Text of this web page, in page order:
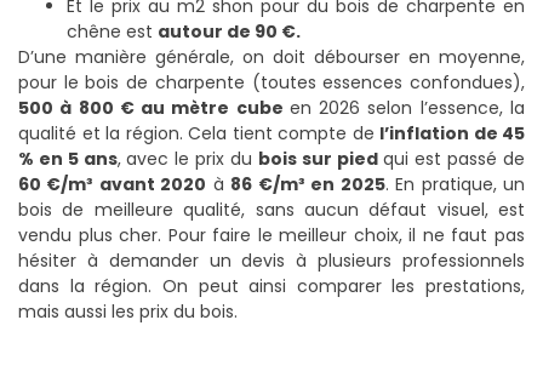
Et le prix au m2 shon pour du bois de charpente en
chêne est autour de 90 €.
D’une manière générale, on doit débourser en moyenne,
pour le bois de charpente (toutes essences confondues),
500 à 800 € au mètre cube en 2026 selon l’essence, la
qualité et la région. Cela tient compte de l’inflation de 45
% en 5 ans, avec le prix du bois sur piedqui est passé de
60 €/m³ avant 2020 à 86 €/m³ en 2025. En pratique, un
bois de meilleure qualité, sans aucun défaut visuel, est
vendu plus cher. Pour faire le meilleur choix, il ne faut pas
hésiter à demander un devis à plusieurs professionnels
dans la région. On peut ainsi comparer les prestations,
mais aussi les prix du bois.